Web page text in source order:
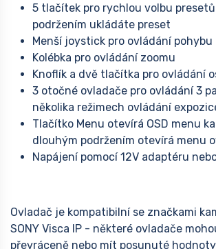
5 tlačítek pro rychlou volbu
podržením ukládáte preset
Menší joystick pro ovládání pohybu
Kolébka pro ovládání zoomu
Knoflík a dvě tlačítka pro ovládání
3 otočné ovladače pro ovládání 3
několika režimech ovládání
Tlačítko Menu otevírá OSD menu
dlouhým podržením otevírá menu
Napájení pomocí 12V adaptéru
Ovladač je kompatibilní se značkami
SONY Visca IP - některé ovladače
převráceně nebo mít posunuté